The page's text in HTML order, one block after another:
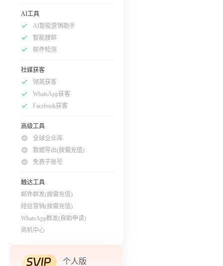
AI工具
AI智能营销助手
智能搜邮
邮件检测
社媒获客
领英获客
WhatsApp获客
Facebook获客
高级工具
全球企业库
数据导出(按需充值)
免费子账号
触达工具
邮件群发(按需充值)
短信营销(按需充值)
WhatsApp群发(自助申请)
商机中心
个人版